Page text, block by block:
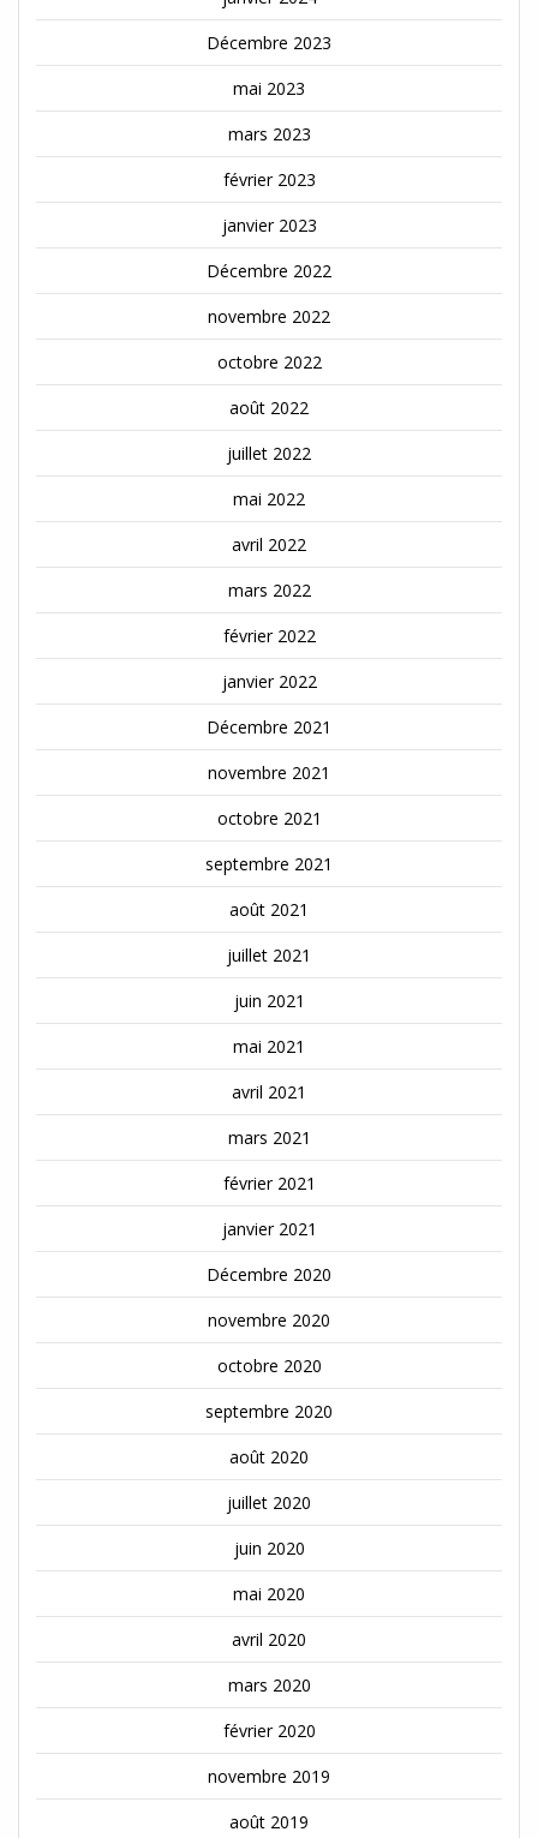
Décembre 2023
mai 2023
mars 2023
février 2023
janvier 2023
Décembre 2022
novembre 2022
octobre 2022
août 2022
juillet 2022
mai 2022
avril 2022
mars 2022
février 2022
janvier 2022
Décembre 2021
novembre 2021
octobre 2021
septembre 2021
août 2021
juillet 2021
juin 2021
mai 2021
avril 2021
mars 2021
février 2021
janvier 2021
Décembre 2020
novembre 2020
octobre 2020
septembre 2020
août 2020
juillet 2020
juin 2020
mai 2020
avril 2020
mars 2020
février 2020
novembre 2019
août 2019